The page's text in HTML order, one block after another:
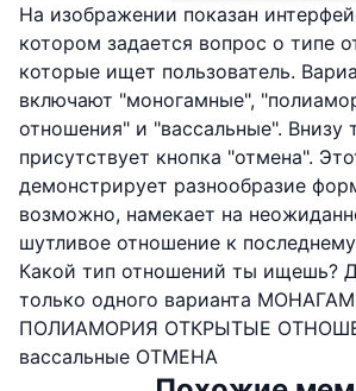
На изображении показан
котором задается вопрос о типе
которые ищет пользователь.
включают "моногамные",
отношения" и "вассальные". Внизу
присутствует кнопка "отмена".
демонстрирует разнообразие
возможно, намекает на
шутливое отношение к
Какой тип отношений ты ищешь?
только одного варианта
ПОЛИАМОРИЯ ОТКРЫТЫЕ
вассальные ОТМЕНА